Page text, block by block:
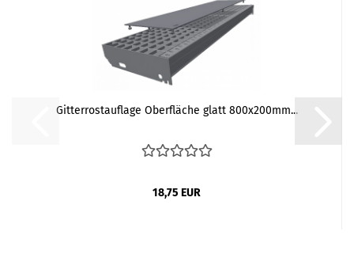
Gitterrostauflage Oberfläche glatt 800x200mm...
18,75 EUR